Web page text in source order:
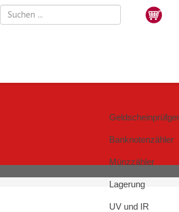
Banknotenzähler
Münzzähler
Lagerung
UV und IR